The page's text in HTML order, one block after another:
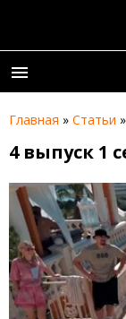
menu
Главная » Статьи »
4 выпуск 1